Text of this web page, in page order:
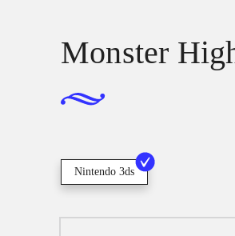
Monster
Nintendo 3ds